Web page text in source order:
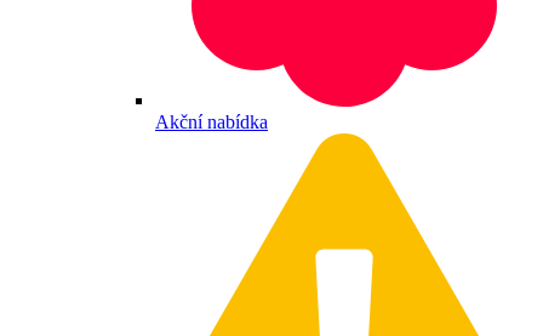
Akční nabídka